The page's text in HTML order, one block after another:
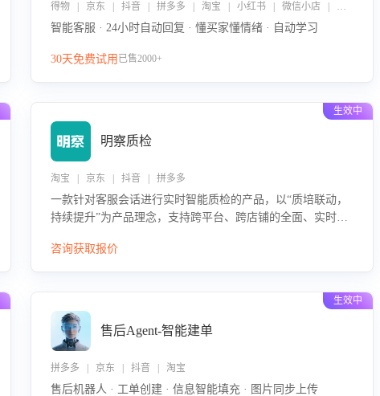
得物 | 京东 | 抖音 | 拼多多 | 淘宝 | 小红书 | 微信小店 | 快手 | 唯品会
智能客服 · 24小时自动回复 · 懂买家懂情绪 · 自动学习
30天免费试用 已售2000+
生效中
明察质检
淘宝 | 京东 | 抖音 | 拼多多
一款针对客服会话进行实时智能质检的产品，以“质培联动，
持续提升”为产品理念，支持跨平台、跨店铺的全面、实时、
团队的销服能力。
咨询获取报价
生效中
售后Agent-智能建单
拼多多 | 京东 | 抖音 | 淘宝
售后机器人 · 工单创建 · 信息智能填充 · 图片同步上传